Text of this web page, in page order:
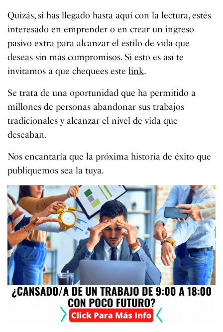
Quizás, si has llegado hasta aquí con la lectura, estés
interesado en emprender o en crear un ingreso
pasivo extra para alcanzar el estilo de vida que
deseas sin más compromisos. Si esto es así te
invitamos a que chequees estelink.
Se trata de una oportunidad que ha permitido a
millones de personas abandonar sus trabajos
tradicionales y alcanzar el nivel de vida que
deseaban.
Nos encantaría que la próxima historia de éxito que
publiquemos sea la tuya.